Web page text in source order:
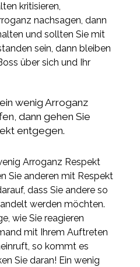
kritisieren,
nachsagen, dann
und sollten Sie mit
sein, dann bleiben
über sich und Ihr
wenig Arroganz
dann gehen Sie
entgegen.
Arroganz Respekt
Sie anderen mit Respekt
dass Sie andere so
werden möchten.
wie Sie reagieren
mit Ihrem Auftreten
so kommt es
Sie daran! Ein wenig